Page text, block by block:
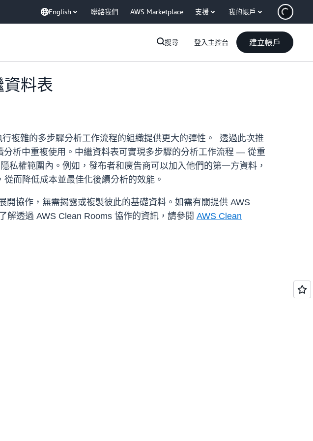
English 聯絡我們 AWS Marketplace 支援 我的帳戶
搜尋 登入主控台 建立帳戶
料表
複雜的多步驟分析工作流程的組織提供更大的彈性。 透過此次推
分析中重複使用。中繼資料表可實現多步驟的分析工作流程 — 從重
權範圍內。例如，發布者和廣告商可以加入他們的第一方資料，
而降低成本並最佳化後續分析的效能。
協作，無需揭露或複製彼此的基礎資料。如需有關提供 AWS
解透過 AWS Clean Rooms 協作的資訊，請參閱 AWS Clean